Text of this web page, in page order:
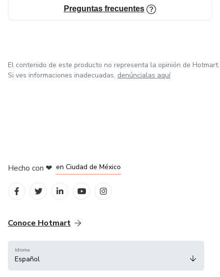
Preguntas frecuentes
El contenido de este producto no representa la opinión de Hotmart.
Si ves informaciones inadecuadas, denúncialas aquí
Hecho con ❤ en Ciudad de México
Conoce Hotmart
Idioma
Español